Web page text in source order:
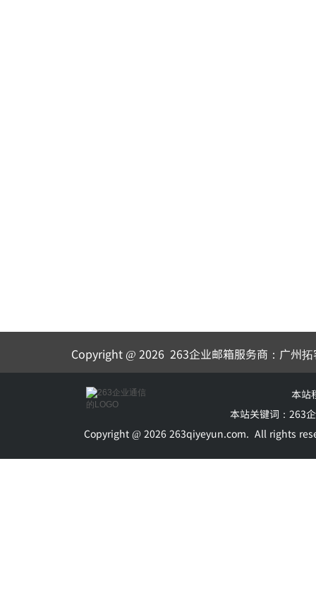
Copyright @ 2026 263企业邮箱服务商：广州
本站
本站关键词： 263
Copyright @ 2026 263qiyeyun.com. All rights